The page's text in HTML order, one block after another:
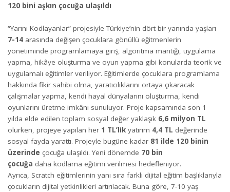
120 bini aşkın çocuğa ulaşıldı
“Yarını Kodlayanlar” projesiyle Türkiye’nin dört bir yanında yaşları
7-14 arasında değişen çocuklara gönüllü eğitmenlerin
yönetiminde programlamaya giriş, algoritma mantığı, uygulama
yapma, hikâye oluşturma ve oyun yapma gibi konularda teorik ve
uygulamalı eğitimler veriliyor. Eğitimlerde çocuklara programlama
hakkında fikir sahibi olma, yaratıcılıklarını ortaya çıkaracak
çalışmalar yapma, kendi hayal dünyalarını oluşturma, kendi
oyunlarını üretme imkânı sunuluyor. Proje kapsamında son 1
yılda elde edilen toplam sosyal değer yaklaşık 6,6 milyon TL
olurken, projeye yapılan her 1 TL’lik yatırım 4,4 TL değerinde
sosyal fayda yarattı. Projeyle bugüne kadar 81 ilde 120 binin
üzerinde çocuğa ulaşıldı. Yeni dönemde 70 bin
çocuğa daha kodlama eğitimi verilmesi hedefleniyor.
Ayrıca, Scratch eğitimlerinin yanı sıra farklı dijital eğitim başlıklarıyla
çocukların dijital yetkinlikleri artırılacak. Buna göre, 7-10 yaş